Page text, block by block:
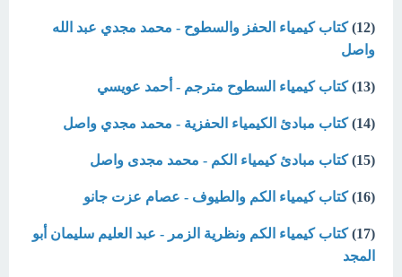
(12)
كتاب كيمياء الحفز والسطوح - محمد مجدي عبد الله
واصل
(13) كتاب كيمياء السطوح مترجم - أحمد عويسي
(14) كتاب مبادئ الكيمياء الحفزية - محمد مجدي واصل
(15) كتاب مبادئ كيمياء الكم - محمد مجدى واصل
(16) كتاب كيمياء الكم والطيوف - عصام عزت جانو
(17)
كتاب كيمياء الكم ونظرية الزمر - عبد العليم سليمان أبو
المجد